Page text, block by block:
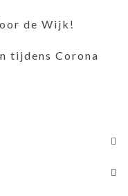
de Wijk!
tijdens Corona